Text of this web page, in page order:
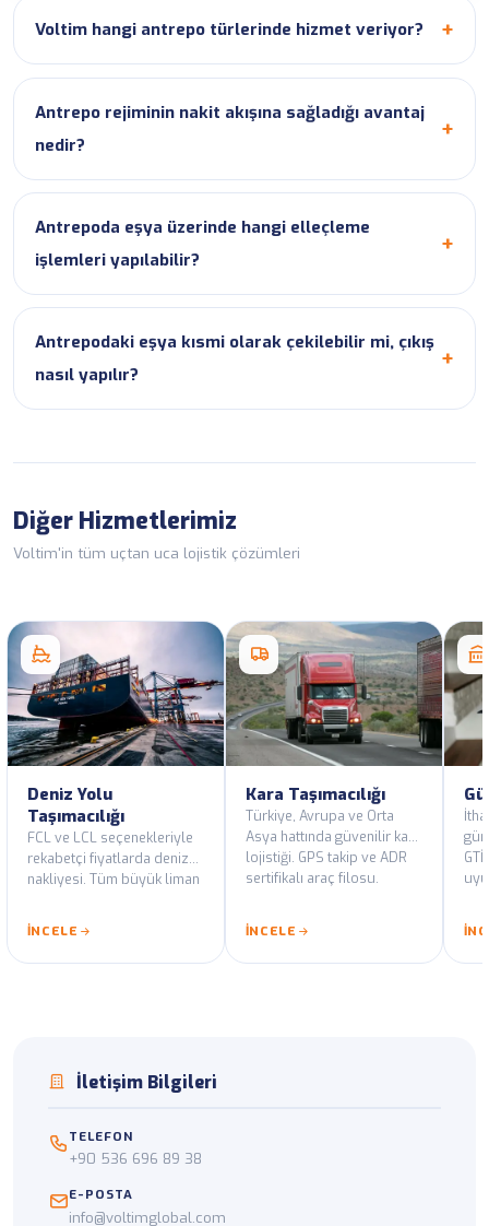
Voltim hangi antrepo türlerinde hizmet veriyor?
Antrepo rejiminin nakit akışına sağladığı avantaj
nedir?
Antrepoda eşya üzerinde hangi elleçleme
işlemleri yapılabilir?
Antrepodaki eşya kısmi olarak çekilebilir mi, çıkış
nasıl yapılır?
Diğer Hizmetlerimiz
Voltim'in tüm uçtan uca lojistik çözümleri
Deniz Yolu
Taşımacılığı
FCL ve LCL seçenekleriyle
rekabetçi fiyatlarda deniz
nakliyesi. Tüm büyük liman
servisler.
İNCELE
Kara Taşımacılığı
Türkiye, Avrupa ve Orta
Asya hattında güvenilir kara
lojistiği. GPS takip ve ADR
sertifikalı araç filosu.
İNCELE
İletişim Bilgileri
TELEFON
+90 536 696 89 38
E-POSTA
info@voltimglobal.com